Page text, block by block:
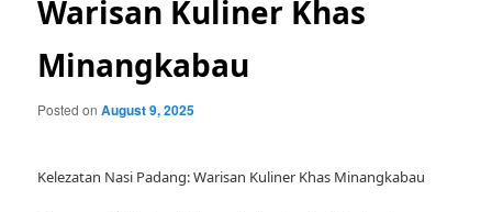
Warisan Kuliner Khas
Minangkabau
Posted onAugust 9, 2025
Kelezatan Nasi Padang: Warisan Kuliner Khas Minangkabau